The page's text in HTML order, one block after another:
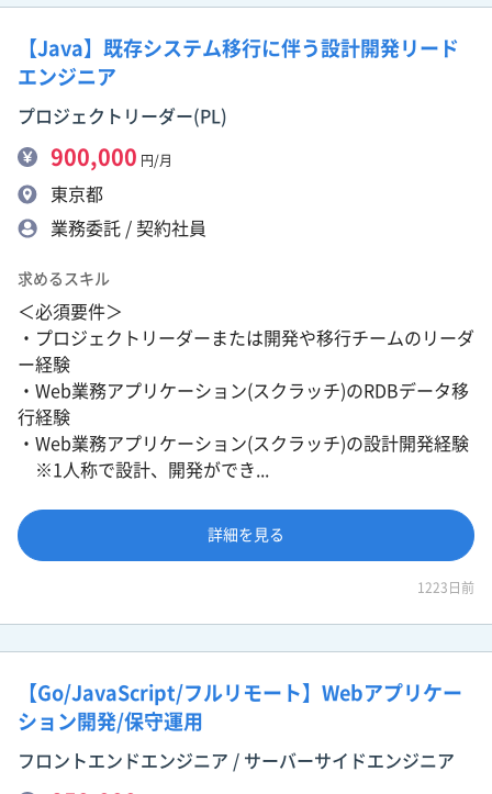
【Java】既存システム移行に伴う設計開発リード
エンジニア
プロジェクトリーダー(PL)
900,000 円/月
東京都
業務委託 / 契約社員
求めるスキル
＜必須要件＞
・プロジェクトリーダーまたは開発や移行チームのリーダ
ー経験
・Web業務アプリケーション(スクラッチ)のRDBデータ移
行経験
・Web業務アプリケーション(スクラッチ)の設計開発経験
※1人称で設計、開発ができ...
詳細を見る
1223日前
【Go/JavaScript/フルリモート】Webアプリケー
ション開発/保守運用
フロントエンドエンジニア / サーバーサイドエンジニア